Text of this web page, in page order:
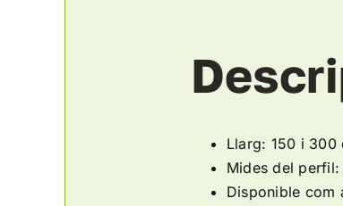
Llarg: 150 i 300
Mides del perfil:
Disponible com